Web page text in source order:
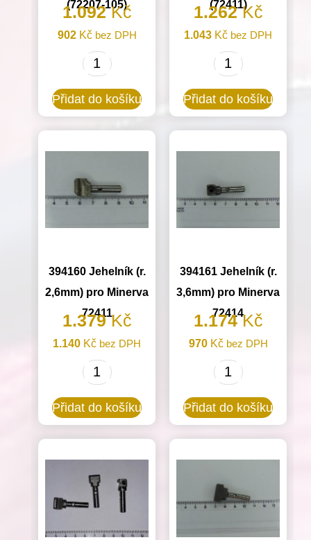
(72207-105)
1.092Kč
902 Kčbez DPH
394143
R-
(72207-
105)
množství
Přidat do košíku
(72411)
1.262Kč
1.043 Kč bez DPH
394151
R-
(72411)
množství
Přidat do košíku
394160 Jehelník (r.
2,6mm) pro Minerva
72411
1.379Kč
1.140 Kč bez DPH
394160
(r.
Minerva
72411
množství
Přidat do košíku
394161 Jehelník (r.
3,6mm) pro Minerva
72414
1.174Kč
970 Kčbez DPH
394161
(r.
72414
Přidat do košíku